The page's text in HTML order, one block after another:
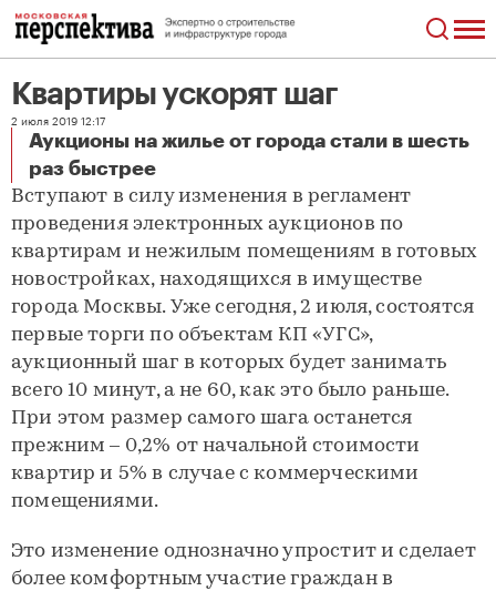
Квартиры ускорят шаг
2 июля 2019 12:17
Аукционы на жилье от города стали в шесть
раз быстрее
Квартиры ускорят шаг
Вступают в силу изменения в регламент
проведения электронных аукционов по
квартирам и нежилым помещениям в готовых
новостройках, находящихся в имуществе
города Москвы. Уже сегодня, 2 июля, состоятся
первые торги по объектам КП «УГС»,
аукционный шаг в которых будет занимать
всего 10 минут, а не 60, как это было раньше.
При этом размер самого шага останется
прежним – 0,2% от начальной стоимости
квартир и 5% в случае с коммерческими
помещениями.
Это изменение однозначно упростит и сделает
более комфортным участие граждан в